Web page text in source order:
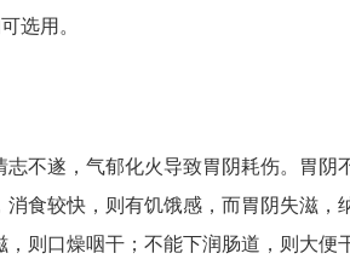
选用。
不遂，气郁化火导致胃阴耗伤。胃阴
食较快，则有饥饿感，而胃阴失滋，
则口燥咽干；不能下润肠道，则大便